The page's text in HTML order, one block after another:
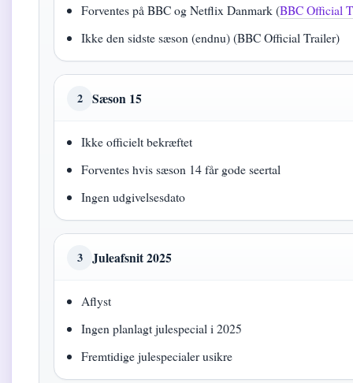
Forventes på BBC og Netflix Danmark (BBC Official
Ikke den sidste sæson (endnu) (BBC Official Trailer)
2 Sæson 15
Ikke officielt bekræftet
Forventes hvis sæson 14 får gode seertal
Ingen udgivelsesdato
3 Juleafsnit 2025
Aflyst
Ingen planlagt julespecial i 2025
Fremtidige julespecialer usikre